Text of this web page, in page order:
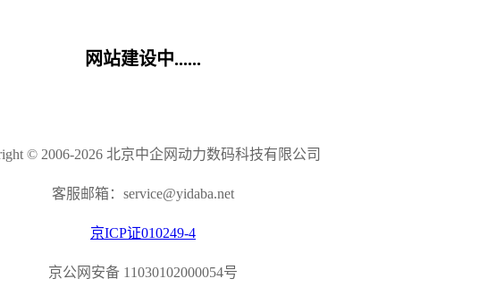
网站建设中......
© 2006-2026 北京中企网动力数码科技有限公司
客服邮箱：service@yidaba.net
京ICP证010249-4
京公网安备 11030102000054号